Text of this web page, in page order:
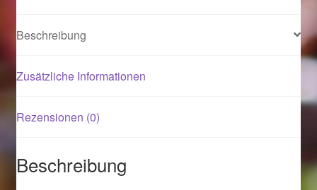
Magisches und Festliches zu Halloween 2021
Magisches und Festliches zu Halloween 2022
Mein Konto
Beschreibung
Zusätzliche Informationen
Rezensionen (0)
Beschreibung